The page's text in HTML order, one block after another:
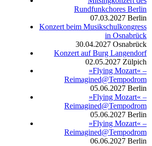
Rundfunkchores Berlin
07.03.2027 Berlin
Konzert beim Musikschulkongress
in Osnabrück
30.04.2027 Osnabrück
Konzert auf Burg Langendorf
02.05.2027 Zülpich
»Flying Mozart« –
Reimagined@Tempodrom
05.06.2027 Berlin
»Flying Mozart« –
Reimagined@Tempodrom
05.06.2027 Berlin
»Flying Mozart« –
Reimagined@Tempodrom
06.06.2027 Berlin